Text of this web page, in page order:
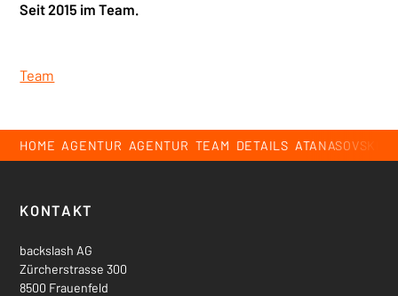
Seit 2015 im Team.
Team
Breadcrumb
HOME AGENTUR AGENTUR TEAM DETAILS ATANASOVSKI,
Footer
KONTAKT
backslash AG
Zürcherstrasse 300
8500 Frauenfeld